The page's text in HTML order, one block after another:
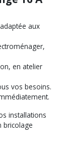
aux
en atelier
vos besoins.
installations
bricolage